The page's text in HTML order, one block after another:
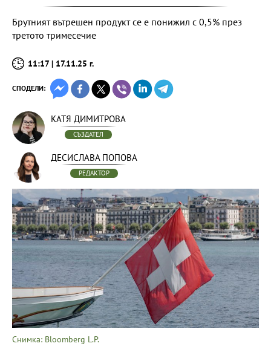
Брутният вътрешен продукт се е понижил с 0,5% през
третото тримесечие
11:17 | 17.11.25 г.
СПОДЕЛИ:
КАТЯ ДИМИТРОВА
СЪЗДАТЕЛ
ДЕСИСЛАВА ПОПОВА
РЕДАКТОР
Снимка: Bloomberg L.P.